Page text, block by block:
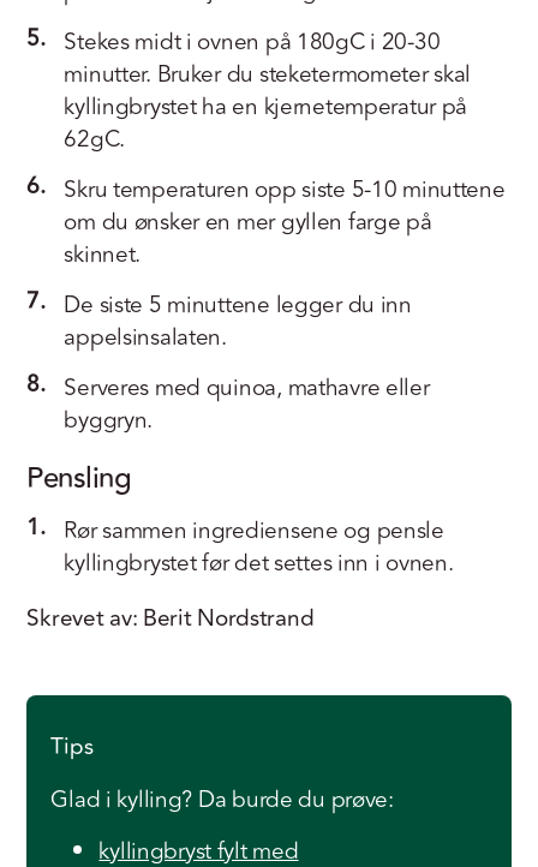
5. Stekes midt i ovnen på 180gC i 20-30
minutter. Bruker du steketermometer skal
kyllingbrystet ha en kjernetemperatur på
62gC.
6. Skru temperaturen opp siste 5-10 minuttene
om du ønsker en mer gyllen farge på
skinnet.
7. De siste 5 minuttene legger du inn
appelsinsalaten.
8. Serveres med quinoa, mathavre eller
byggryn.
Pensling
1. Rør sammen ingrediensene og pensle
kyllingbrystet før det settes inn i ovnen.
Skrevet av: Berit Nordstrand
Tips
Glad i kylling? Da burde du prøve:
kyllingbryst fylt med